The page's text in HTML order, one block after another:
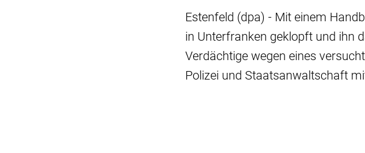
Estenfeld (dpa) - Mit einem
in Unterfranken geklopft und ihn
Verdächtige wegen eines
Polizei und Staatsanwaltschaft